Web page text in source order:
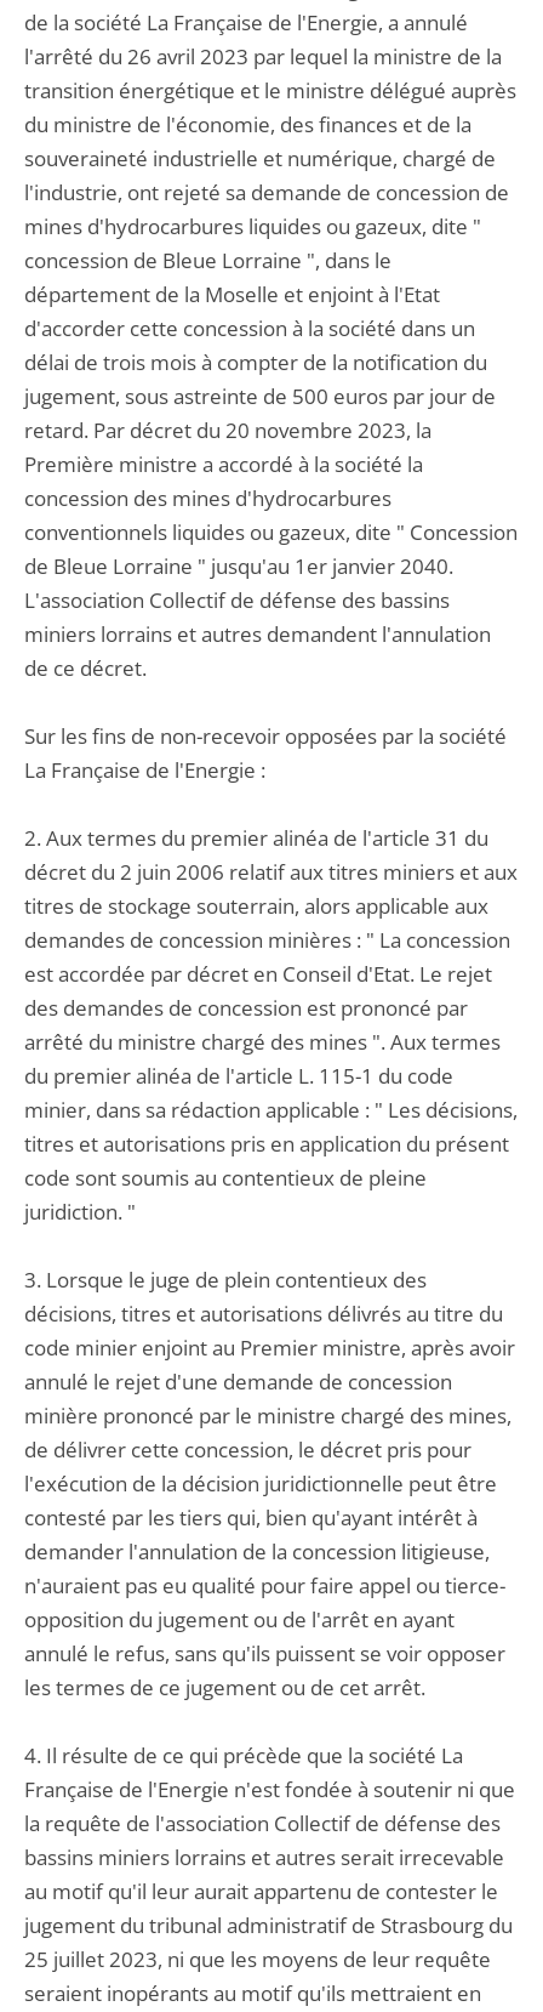
de la société La Française de l'Energie, a annulé
l'arrêté du 26 avril 2023 par lequel la ministre de la
transition énergétique et le ministre délégué auprès
du ministre de l'économie, des finances et de la
souveraineté industrielle et numérique, chargé de
l'industrie, ont rejeté sa demande de concession de
mines d'hydrocarbures liquides ou gazeux, dite "
concession de Bleue Lorraine ", dans le
département de la Moselle et enjoint à l'Etat
d'accorder cette concession à la société dans un
délai de trois mois à compter de la notification du
jugement, sous astreinte de 500 euros par jour de
retard. Par décret du 20 novembre 2023, la
Première ministre a accordé à la société la
concession des mines d'hydrocarbures
conventionnels liquides ou gazeux, dite " Concession
de Bleue Lorraine " jusqu'au 1er janvier 2040.
L'association Collectif de défense des bassins
miniers lorrains et autres demandent l'annulation
de ce décret.
Sur les fins de non-recevoir opposées par la société
La Française de l'Energie :
2. Aux termes du premier alinéa de l'article 31 du
décret du 2 juin 2006 relatif aux titres miniers et aux
titres de stockage souterrain, alors applicable aux
demandes de concession minières : " La concession
est accordée par décret en Conseil d'Etat. Le rejet
des demandes de concession est prononcé par
arrêté du ministre chargé des mines ". Aux termes
du premier alinéa de l'article L. 115-1 du code
minier, dans sa rédaction applicable : " Les décisions,
titres et autorisations pris en application du présent
code sont soumis au contentieux de pleine
juridiction. "
3. Lorsque le juge de plein contentieux des
décisions, titres et autorisations délivrés au titre du
code minier enjoint au Premier ministre, après avoir
annulé le rejet d'une demande de concession
minière prononcé par le ministre chargé des mines,
de délivrer cette concession, le décret pris pour
l'exécution de la décision juridictionnelle peut être
contesté par les tiers qui, bien qu'ayant intérêt à
demander l'annulation de la concession litigieuse,
n'auraient pas eu qualité pour faire appel ou tierce-
opposition du jugement ou de l'arrêt en ayant
annulé le refus, sans qu'ils puissent se voir opposer
les termes de ce jugement ou de cet arrêt.
4. Il résulte de ce qui précède que la société La
Française de l'Energie n'est fondée à soutenir ni que
la requête de l'association Collectif de défense des
bassins miniers lorrains et autres serait irrecevable
au motif qu'il leur aurait appartenu de contester le
jugement du tribunal administratif de Strasbourg du
25 juillet 2023, ni que les moyens de leur requête
seraient inopérants au motif qu'ils mettraient en